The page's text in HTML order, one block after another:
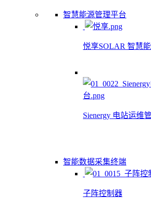
智慧能源管理平台
悦享SOLAR 智慧
Sienergy 电站运维
智能数据采集终端
子阵控制器